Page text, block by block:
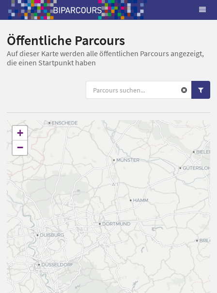
Öffentliche Parcours
Auf dieser Karte werden alle öffentlichen Parcours angezeigt,
die einen Startpunkt haben
+
−